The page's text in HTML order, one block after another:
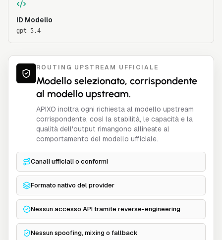
ID Modello
gpt-5.4
ROUTING UPSTREAM UFFICIALE
Modello selezionato, corrispondente
al modello upstream.
APIXO inoltra ogni richiesta al modello upstream
corrispondente, così la stabilità, le capacità e la
qualità dell'output rimangono allineate al
comportamento del modello ufficiale.
Canali ufficiali o conformi
Formato nativo del provider
Nessun accesso API tramite reverse-engineering
Nessun spoofing, mixing o fallback